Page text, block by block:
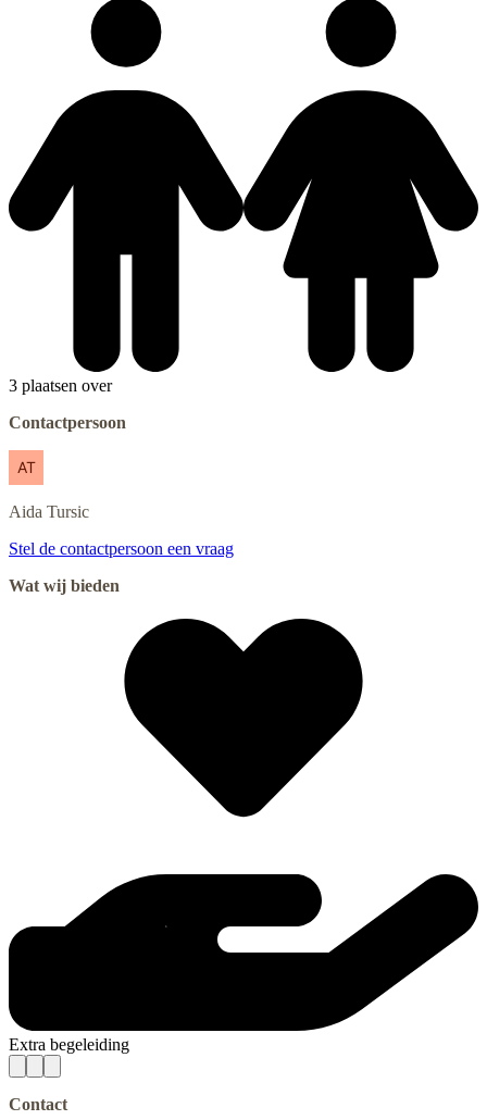
3 plaatsen over
Contactpersoon
Aida Tursic
Stel de contactpersoon een vraag
Wat wij bieden
Extra begeleiding
Contact